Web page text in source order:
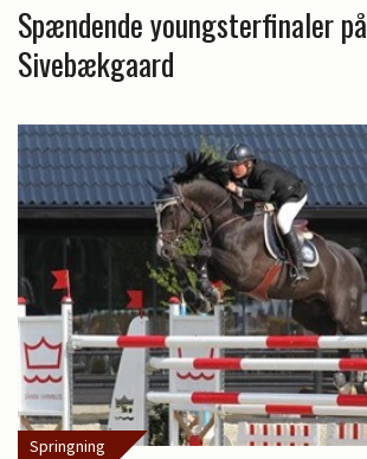
Spændende youngsterfinaler på
Sivebækgaard
Springning